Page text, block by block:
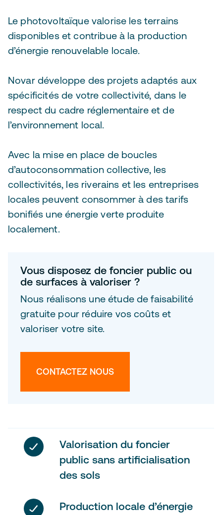
Le photovoltaïque valorise les terrains
disponibles et contribue à la production
d’énergie renouvelable locale.
Novar développe des projets adaptés aux
spécificités de votre collectivité, dans le
respect du cadre réglementaire et de
l’environnement local.
Avec la mise en place de boucles
d’autoconsommation collective, les
collectivités, les riverains et les entreprises
locales peuvent consommer à des tarifs
bonifiés une énergie verte produite
localement.
Vous disposez de foncier public ou
de surfaces à valoriser ?
Nous réalisons une étude de faisabilité
gratuite pour réduire vos coûts et
valoriser votre site.
CONTACTEZ NOUS
Valorisation du foncier
public sans artificialisation
des sols
Production locale d’énergie